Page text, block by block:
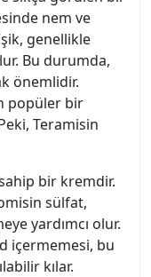
nem ve
genellikle
Bu durumda,
önemlidir.
popüler bir
Teramisin
bir kremdir.
sülfat,
yardımcı olur.
içermemesi, bu
kılar.